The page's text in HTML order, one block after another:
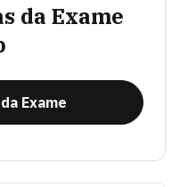
da Exame
Exame